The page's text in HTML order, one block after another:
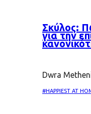
Σκύλος:
για την
Dwra
#HAPPIEST AT